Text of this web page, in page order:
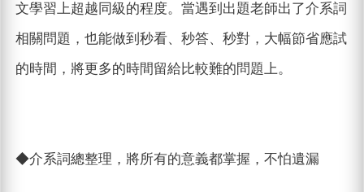
文學習上超越同級的程度。當遇到出題老師出了介系詞
相關問題，也能做到秒看、秒答、秒對，大幅節省應試
的時間，將更多的時間留給比較難的問題上。
◆介系詞總整理，將所有的意義都掌握，不怕遺漏